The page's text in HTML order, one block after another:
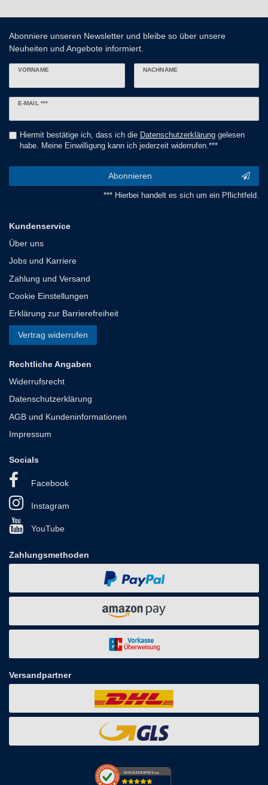
Abonniere unseren Newsletter und bleibe so über unsere
Neuheiten und Angebote informiert.
VORNAME NACHNAME
E-MAIL ***
Newsletter
Hiermit bestätige ich, dass ich die Daten­schutz­erklärunggelesen
habe. Meine Einwilligung kann ich jederzeit widerrufen.***
Abonnieren
*** Hierbei handelt es sich um ein Pflichtfeld.
Kundenservice
Über uns
Jobs und Karriere
Zahlung und Versand
Cookie Einstellungen
Erklärung zur Barrierefreiheit
Vertrag widerrufen
Rechtliche Angaben
Widerrufsrecht
Datenschutzerklärung
AGB und Kundeninformationen
Impressum
Socials
Facebook
Instagram
YouTube
Zahlungsmethoden
Versandpartner
AUSGEZEICHNET.org